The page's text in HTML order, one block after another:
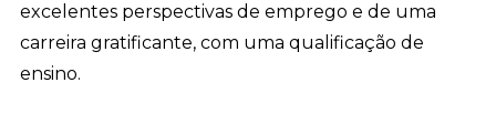
excelentes perspectivas de emprego e de uma
carreira gratificante, com uma qualificação de
ensino.